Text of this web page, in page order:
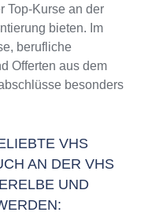
Top-Kurse an der
bieten. Im
berufliche
Offerten aus dem
besonders
VHS
AN DER VHS
UND